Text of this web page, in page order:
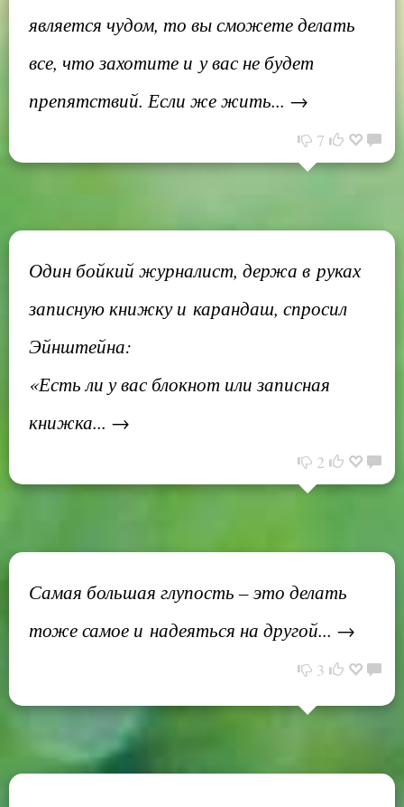
является чудом, то вы сможете делать
все, что захотите и у вас не будет
препятствий. Если же жить... →
7
Один бойкий журналист, держа в руках
записную книжку и карандаш, спросил
Эйнштейна:
«Есть ли у вас блокнот или записная
книжка... →
2
Самая большая глупость – это делать
тоже самое и надеяться на другой... →
3